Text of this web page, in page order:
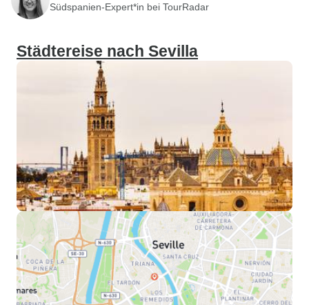
Südspanien-Expert*in bei TourRadar
Städtereise nach Sevilla